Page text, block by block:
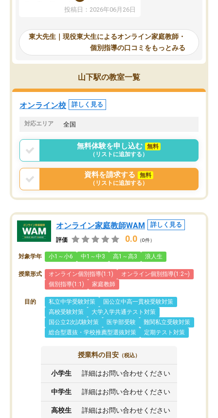
供も家に帰って勉強の話すると嫌な反
応を示します。東大先生にお願いして
れるので、親としても安心です。毎日
使える自習室とかもあり、わからない
ところがあれば先生が回答してくれる
のも重宝しています。
投稿日：2026年06月26日
自習室が毎日使えていつ
るのが心強かったよう
謝です。
東大先生｜現役東大生によるオンライン家庭教師・
個別指導の口コミをもっとみる
山下駅の教室一覧
オンライン校 詳しく見る
対応エリア 全国
無料体験を申し込む
無料
（リストに追加する）
資料を請求する
無料
（リストに追加する）
オンライン家庭教師WAM 詳しく見る
評価 0.0 （0件）
対象学年 小1～小6 中1～中3 高1～高3 浪人生
授業形式 オンライン個別指導(1:1)
オンライン個別指導(1:2~)
個別指導(1:1)
家庭教師
目的 私立中学受験対策
国公立中高一貫校受験対策
高校受験対策
大学入学共通テスト対策
国公立2次試験対策
医学部受験
難関私立受験対策
総合型選抜・学校推薦型選抜対策
定期テスト対策
授業料の目安 （税込）
小学生 詳細はお問い合わせください
中学生 詳細はお問い合わせください
高校生 詳細はお問い合わせください